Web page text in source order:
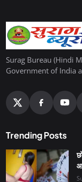
Surag Bureau (Hindi
Government of India
Trending Posts